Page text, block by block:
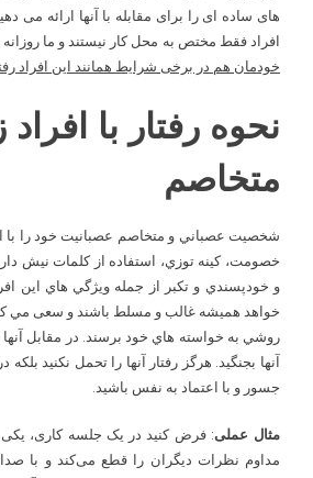
های ساده ای را برای مقابله با آنها ارائه می
افراد فقط مختص به محل کار نیستند و ما روزانه
خودمان هم در برخی شرایط همانند این افراد
نحوه رفتار با
متخاصم
شخصيت عصباني و متخاصم عصبانيت خود را با
خصومت، کينه توزي، استفاده از کلمات نيش
و خودپسندي و تکبر از جمله ويژگي هاي اين
خواهد هميشه غالب و مسلط باشند و سعی مي
روشي به خواسته­ هاي خود برسند. در مقابل آنها
آنها بجنگيد. هرگز رفتار آنها را تحمل نکنيد
جسور و با اعتماد به نفس باشيد.
مثال عملی: فرض کنید در یک جلسه کاری، یکی
مداوم نظرات دیگران را قطع می‌کند و با